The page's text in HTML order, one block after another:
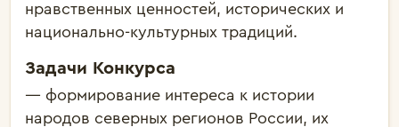
нравственных ценностей, исторических и
национально-культурных традиций.
Задачи Конкурса
— формирование интереса к истории
народов северных регионов России, их